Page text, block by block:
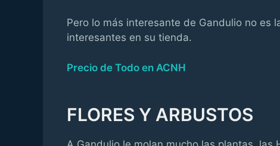
Pero lo más interesante de Gandulio no
interesantes en su tienda.
Precio de Todo en ACNH
FLORES Y ARBUSTOS